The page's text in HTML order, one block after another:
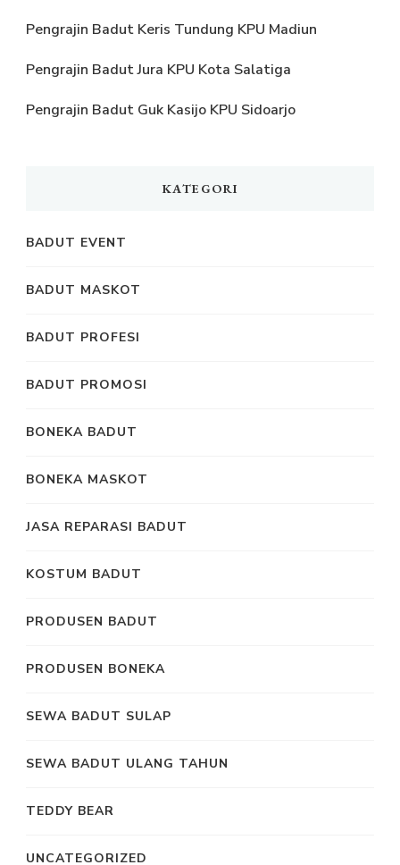
Pengrajin Badut Keris Tundung KPU Madiun
Pengrajin Badut Jura KPU Kota Salatiga
Pengrajin Badut Guk Kasijo KPU Sidoarjo
KATEGORI
BADUT EVENT
BADUT MASKOT
BADUT PROFESI
BADUT PROMOSI
BONEKA BADUT
BONEKA MASKOT
JASA REPARASI BADUT
KOSTUM BADUT
PRODUSEN BADUT
PRODUSEN BONEKA
SEWA BADUT SULAP
SEWA BADUT ULANG TAHUN
TEDDY BEAR
UNCATEGORIZED